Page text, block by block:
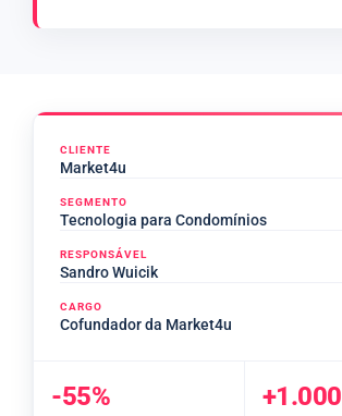
CLIENTE
Market4u
SEGMENTO
Tecnologia para Condomínios
RESPONSÁVEL
Sandro Wuicik
CARGO
Cofundador da Market4u
-55% +1.000